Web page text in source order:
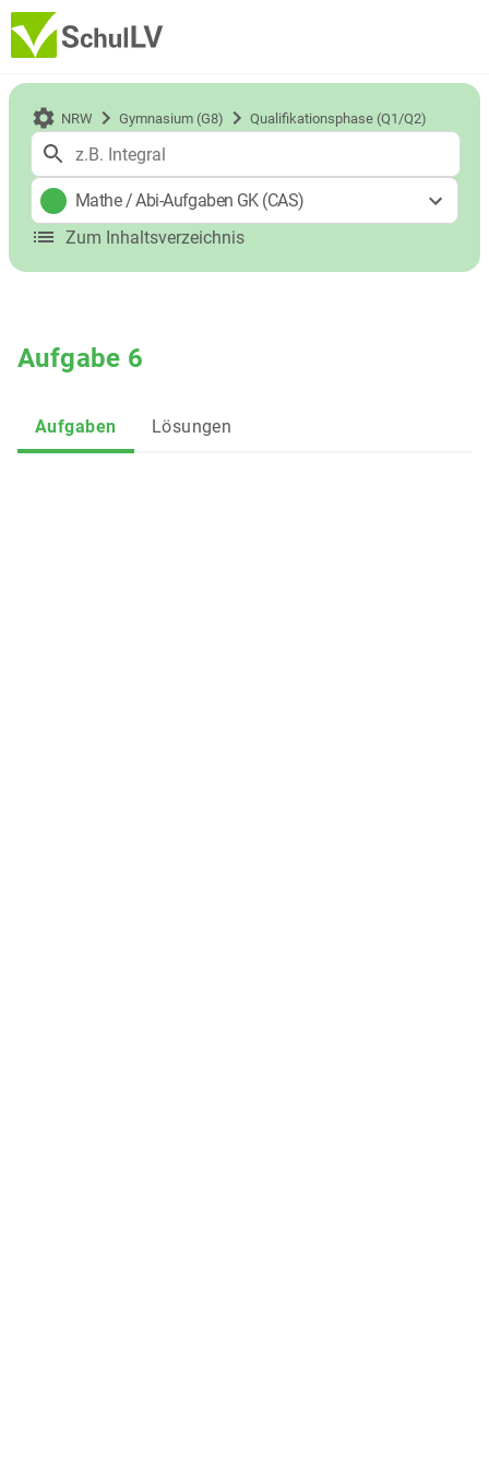
NRW Gymnasium (G8) Qualifikationsphase (Q1/Q2)
Mathe/Abi-Aufgaben GK (CAS)
Zum Inhaltsverzeichnis
Aufgabe 6
Aufgaben Lösungen